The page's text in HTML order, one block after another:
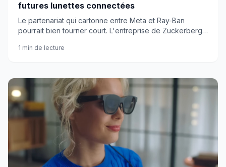
futures lunettes connectées
Le partenariat qui cartonne entre Meta et Ray-Ban
pourrait bien tourner court. L'entreprise de Zuckerberg
génération de smart glasses.
1 min de lecture